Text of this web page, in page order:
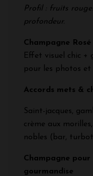
Profil : fruits
profondeur.
Champagne Rosé
Effet visuel chic +
pour les photos et
Accords mets &
Saint-jacques,
crème aux
nobles (bar,
Champagne
gourmandise